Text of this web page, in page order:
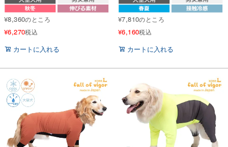
¥8,360のところ
¥6,270税込
カートに入れる
¥7,810のところ
¥6,160税込
カートに入れる